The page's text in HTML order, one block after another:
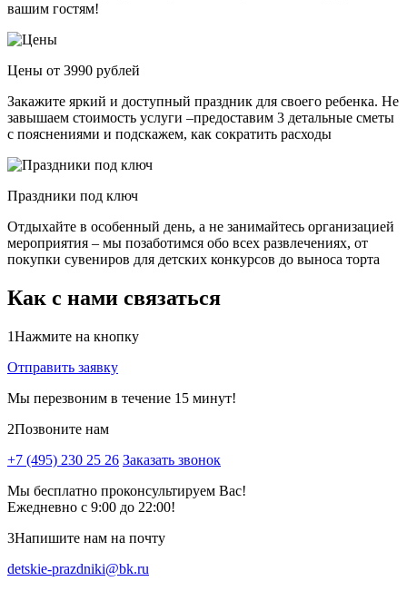
вашим гостям!
Цены от 3990 рублей
Закажите яркий и доступный праздник для своего ребенка. Не
завышаем стоимость услуги –предоставим 3 детальные сметы
с пояснениями и подскажем, как сократить расходы
Праздники под ключ
Отдыхайте в особенный день, а не занимайтесь организацией
мероприятия – мы позаботимся обо всех развлечениях, от
покупки сувениров для детских конкурсов до выноса торта
Как с нами связаться
1Нажмите на кнопку
Отправить заявку
Мы перезвоним в течение 15 минут!
2Позвоните нам
+7 (495) 230 25 26 Заказать звонок
Мы бесплатно проконсультируем Вас!
Ежедневно с 9:00 до 22:00!
3Напишите нам на почту
detskie-prazdniki@bk.ru